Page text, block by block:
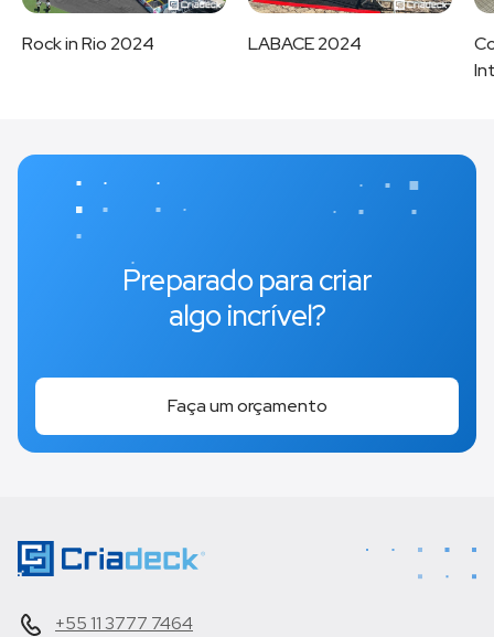
Rock in Rio 2024 LABACE 2024
Preparado para criar
algo incrível?
Faça um orçamento
+55 11 3777 7464